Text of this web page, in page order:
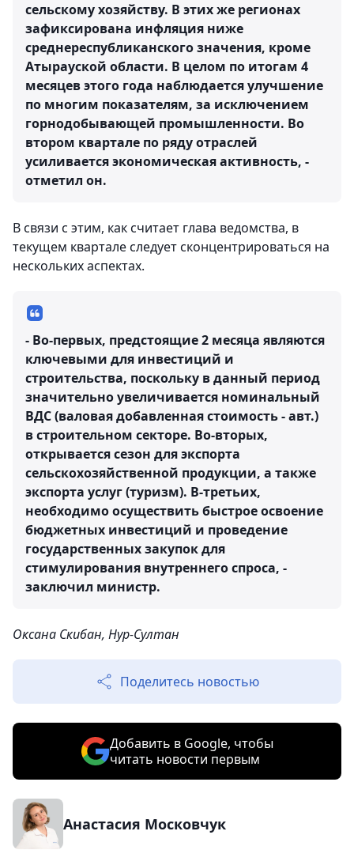
сельскому хозяйству. В этих же регионах
зафиксирована инфляция ниже
среднереспубликанского значения, кроме
Атырауской области. В целом по итогам 4
месяцев этого года наблюдается улучшение
по многим показателям, за исключением
горнодобывающей промышленности. Во
втором квартале по ряду отраслей
усиливается экономическая активность, -
отметил он.
В связи с этим, как считает глава ведомства, в
текущем квартале следует сконцентрироваться на
нескольких аспектах.
- Во-первых, предстоящие 2 месяца являются
ключевыми для инвестиций и
строительства, поскольку в данный период
значительно увеличивается номинальный
ВДС (валовая добавленная стоимость - авт.)
в строительном секторе. Во-вторых,
открывается сезон для экспорта
сельскохозяйственной продукции, а также
экспорта услуг (туризм). В-третьих,
необходимо осуществить быстрое освоение
бюджетных инвестиций и проведение
государственных закупок для
стимулирования внутреннего спроса, -
заключил министр.
Оксана Скибан, Нур-Султан
Поделитесь новостью
Добавить в Google, чтобы
читать новости первым
Анастасия Московчук